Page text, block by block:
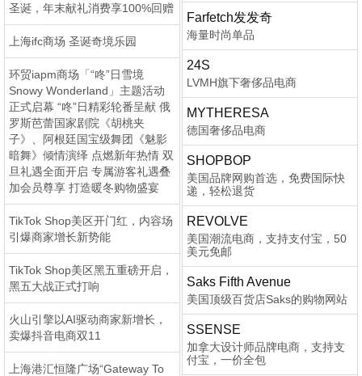
圣诞，年末献礼消费享100%回赠
上海ifc商场 圣诞奇境乐园
环贸iapm商场「“咚”日雪境
Snowy Wonderland」主题活动
正式启幕 “咚”日精彩轮番呈献 俄
罗斯芭蕾国家剧院《胡桃夹
子》、阿根廷国宝级舞团《魅影
暗舞》倾情演绎 点燃新年热情 双
旦礼遇全面开启 专属游客礼遇叠
加会员尊享 打造暖冬购物盛宴
TikTok Shop美区开门红，内容场
引爆商家增长新势能
TikTok Shop美区黑五重磅开启，
黑五大战正式打响
火山引擎以AI驱动商家新增长，
卖爆抖音电商双11
上海港汇恒隆广场“Gateway To
Farfetch发发奇
海量时尚单品
24S
LVMH旗下奢侈品电商
MYTHERESA
德国奢侈品电商
SHOPBOP
美国品牌网购首选，免费国际快
递，轻松退货
REVOLVE
美国潮流电商，支持支付宝，50
美元免邮
Saks Fifth Avenue
美国顶级百货店Saks的购物网站
SSENSE
加拿大设计师品牌电商，支持支
付宝，一价全包